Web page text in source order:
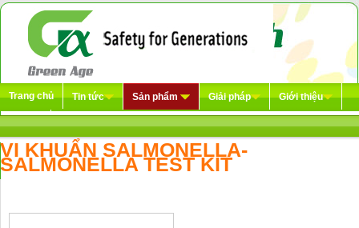
Trang chủ Tin tức Sản phẩm Giải pháp Giới thiệu
VI KHUẨN SALMONELLA-
SALMONELLA TEST KIT